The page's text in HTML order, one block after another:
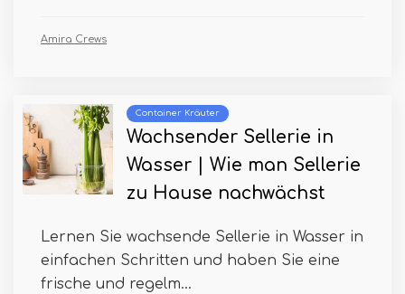
Amira Crews
Container Kräuter
Wachsender Sellerie in
Wasser | Wie man Sellerie
zu Hause nachwächst
Lernen Sie wachsende Sellerie in Wasser in
einfachen Schritten und haben Sie eine
frische und regelm...